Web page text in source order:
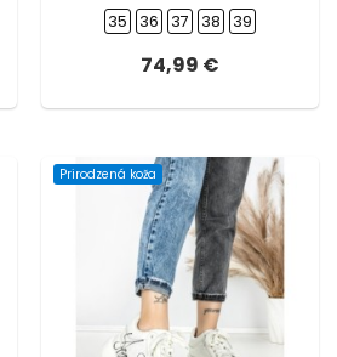
35 36 37 38 39
74,99 €
Prirodzená koža